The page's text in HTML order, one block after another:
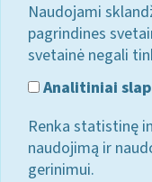
Naudojami
pagrindines
svetainė negali
Analitiniai
Renka statistinę
naudojimą ir
gerinimui.